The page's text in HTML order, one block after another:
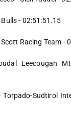
- 02:51:51.15
Racing Team -
Leecougan
Torpado-Sudtirol